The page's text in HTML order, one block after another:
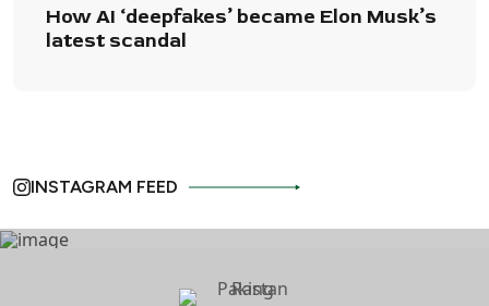
How AI ‘deepfakes’ became Elon Musk’s
latest scandal
INSTAGRAM FEED